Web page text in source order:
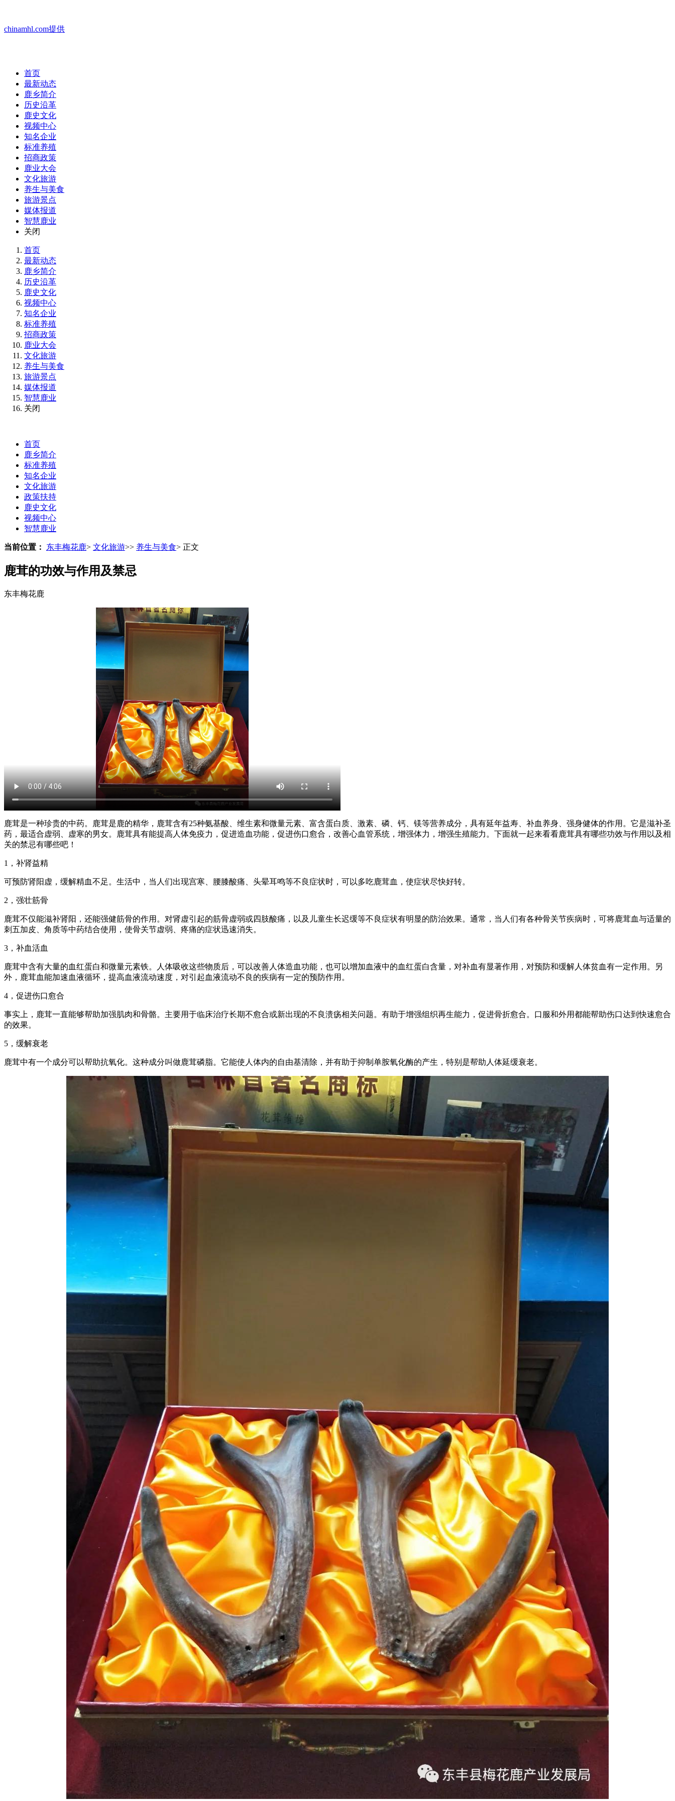
chinamhl.com提供
首页
最新动态
鹿乡简介
历史沿革
鹿史文化
视频中心
知名企业
标准养殖
招商政策
鹿业大会
文化旅游
养生与美食
旅游景点
媒体报道
智慧鹿业
关闭
首页
最新动态
鹿乡简介
历史沿革
鹿史文化
视频中心
知名企业
标准养殖
招商政策
鹿业大会
文化旅游
养生与美食
旅游景点
媒体报道
智慧鹿业
关闭
首页
鹿乡简介
标准养殖
知名企业
文化旅游
政策扶持
鹿史文化
视频中心
智慧鹿业
当前位置： 东丰梅花鹿> 文化旅游>> 养生与美食> 正文
鹿茸的功效与作用及禁忌
东丰梅花鹿
鹿茸是一种珍贵的中药。鹿茸是鹿的精华，鹿茸含有25种氨基酸、维生素和微量元素、富含蛋白质、激素、磷、钙、镁等营养成分，具有延年益寿、补血养身、强身健体的作用。它是滋补圣
药，最适合虚弱、虚寒的男女。鹿茸具有能提高人体免疫力，促进造血功能，促进伤口愈合，改善心血管系统，增强体力，增强生殖能力。下面就一起来看看鹿茸具有哪些功效与作用以及相
关的禁忌有哪些吧！
1，补肾益精
可预防肾阳虚，缓解精血不足。生活中，当人们出现宫寒、腰膝酸痛、头晕耳鸣等不良症状时，可以多吃鹿茸血，使症状尽快好转。
2，强壮筋骨
鹿茸不仅能滋补肾阳，还能强健筋骨的作用。对肾虚引起的筋骨虚弱或四肢酸痛，以及儿童生长迟缓等不良症状有明显的防治效果。通常，当人们有各种骨关节疾病时，可将鹿茸血与适量的
刺五加皮、角质等中药结合使用，使骨关节虚弱、疼痛的症状迅速消失。
3，补血活血
鹿茸中含有大量的血红蛋白和微量元素铁。人体吸收这些物质后，可以改善人体造血功能，也可以增加血液中的血红蛋白含量，对补血有显著作用，对预防和缓解人体贫血有一定作用。另
外，鹿茸血能加速血液循环，提高血液流动速度，对引起血液流动不良的疾病有一定的预防作用。
4，促进伤口愈合
事实上，鹿茸一直能够帮助加强肌肉和骨骼。主要用于临床治疗长期不愈合或新出现的不良溃疡相关问题。有助于增强组织再生能力，促进骨折愈合。口服和外用都能帮助伤口达到快速愈合
的效果。
5，缓解衰老
鹿茸中有一个成分可以帮助抗氧化。这种成分叫做鹿茸磷脂。它能使人体内的自由基清除，并有助于抑制单胺氧化酶的产生，特别是帮助人体延缓衰老。